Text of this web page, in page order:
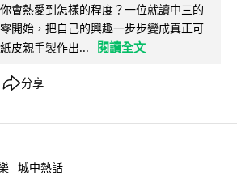
會熱愛到怎樣的程度？一位就讀中三的
開始，把自己的興趣一步步變成真正可
皮親手製作出...
閱讀全文
分享
城中熱話